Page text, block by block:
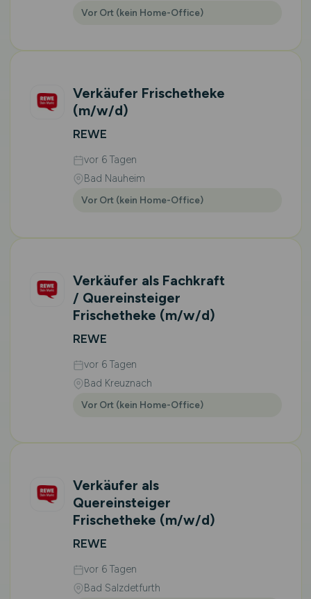
Vor Ort (kein Home-Office)
Verkäufer Frischetheke
(m/w/d)
REWE
vor 6 Tagen
Bad Nauheim
Vor Ort (kein Home-Office)
Verkäufer als Fachkraft
/ Quereinsteiger
Frischetheke (m/w/d)
REWE
vor 6 Tagen
Bad Kreuznach
Vor Ort (kein Home-Office)
Verkäufer als
Quereinsteiger
Frischetheke (m/w/d)
REWE
vor 6 Tagen
Bad Salzdetfurth